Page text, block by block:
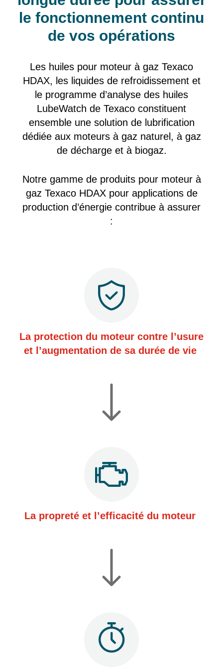
le fonctionnement continu
de vos opérations
Les huiles pour moteur à gaz Texaco
HDAX, les liquides de refroidissement et
le programme d’analyse des huiles
LubeWatch de Texaco constituent
ensemble une solution de lubrification
dédiée aux moteurs à gaz naturel, à gaz
de décharge et à biogaz.
Notre gamme de produits pour moteur à
gaz Texaco HDAX pour applications de
production d’énergie contribue à assurer
:
La protection du moteur contre l’usure
et l’augmentation de sa durée de vie
La propreté et l’efficacité du moteur